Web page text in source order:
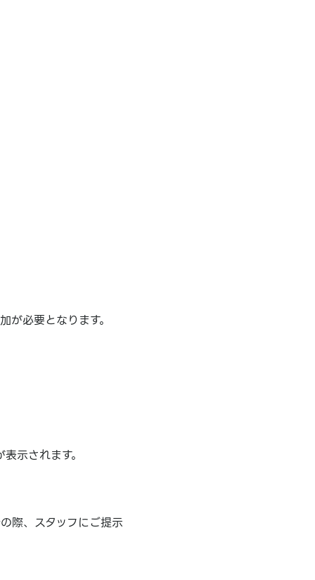
必要となります。
示されます。
際、スタッフにご提示